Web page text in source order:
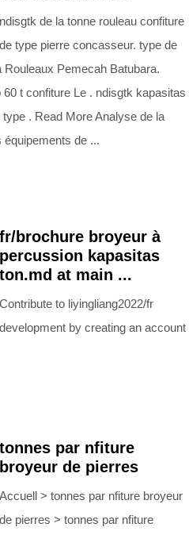
ndisgtk de la tonne rouleau confiture
de type pierre concasseur. type de
Pemecah Batubara.
t confiture Le . ndisgtk kapasitas
. Read More Analyse de la
équipements de ...
fr/brochure broyeur à
percussion kapasitas
ton.md at main ...
Contribute to liyingliang2022/fr
development by creating an account
tonnes par nfiture
broyeur de pierres
Accuell > tonnes par nfiture broyeur
de pierres > tonnes par nfiture